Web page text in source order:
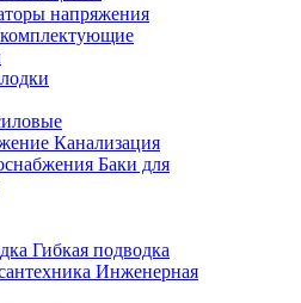
напряжения
Канализация
Баки для
Гибкая подводка
Инженерная